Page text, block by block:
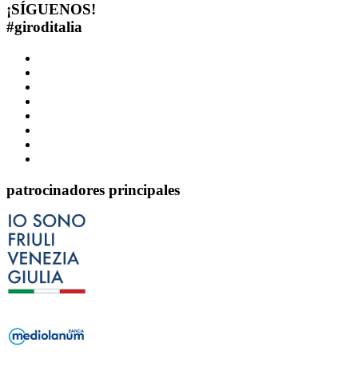
¡SÍGUENOS!
#giroditalia
patrocinadores principales